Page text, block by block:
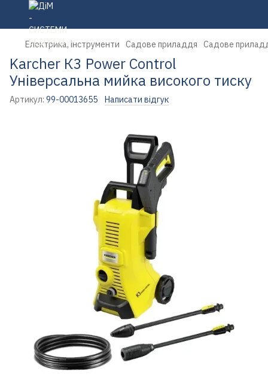
Електрика, інструменти Садове приладдя Садове
Karcher К3 Power Control
Універсальна мийка високого тиску
Артикул: 99-00013655 Написати відгук